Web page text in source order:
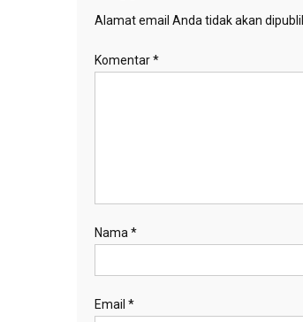
Alamat email Anda tidak akan
Komentar*
Nama *
Email *